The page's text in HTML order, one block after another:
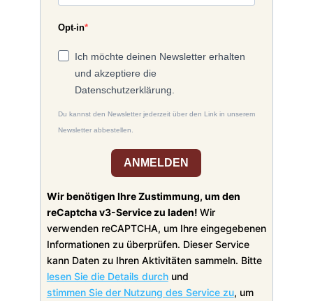
Opt-in
Ich möchte deinen Newsletter erhalten
und akzeptiere die
Datenschutzerklärung.
Du kannst den Newsletter jederzeit über den Link in unserem
Newsletter abbestellen.
ANMELDEN
Wir benötigen Ihre Zustimmung, um den
reCaptcha v3-Service zu laden! Wir
verwenden reCAPTCHA, um Ihre eingegebenen
Informationen zu überprüfen. Dieser Service
kann Daten zu Ihren Aktivitäten sammeln. Bitte
lesen Sie die Details durchund
stimmen Sie der Nutzung des Service zu, um